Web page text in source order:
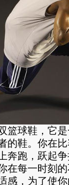
篮球鞋，它
的鞋。你在
奔跑，跃起
在每一时刻
感，为了使